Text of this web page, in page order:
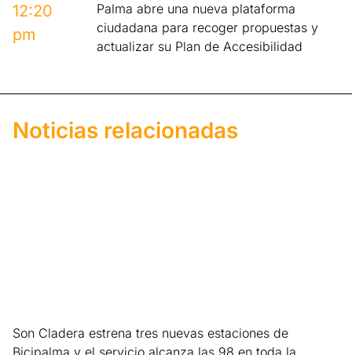
12:20
pm
Palma abre una nueva plataforma
ciudadana para recoger propuestas y
actualizar su Plan de Accesibilidad
Noticias relacionadas
Son Cladera estrena tres nuevas estaciones de